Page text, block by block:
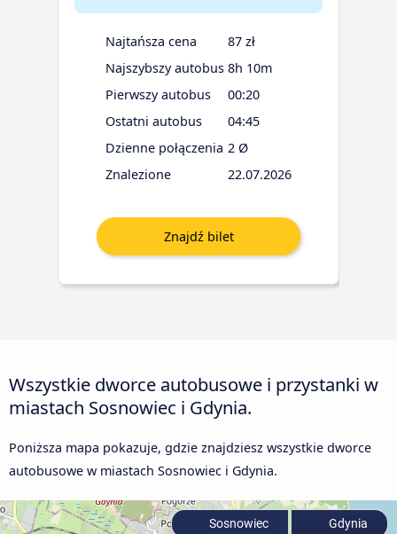
Najtańsza cena
87 zł
Najszybszy autobus 8h 10m
Pierwszy autobus
00:20
Ostatni autobus
04:45
Dzienne połączenia 2 Ø
Znalezione
22.07.2026
Wszystkie dworce autobusowe i przystanki w
miastach Sosnowiec i Gdynia.
Poniższa mapa pokazuje, gdzie znajdziesz wszystkie dworce
autobusowe w miastach Sosnowiec i Gdynia.
Sosnowiec Gdynia